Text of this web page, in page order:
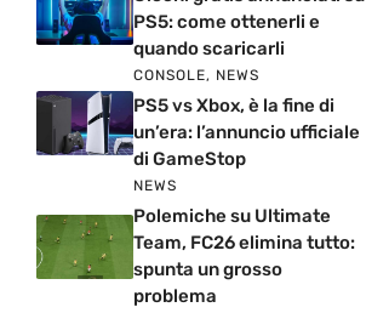
PS5: come ottenerli e
quando scaricarli
CONSOLE, NEWS
PS5 vs Xbox, è la fine di
un’era: l’annuncio ufficiale
di GameStop
NEWS
Polemiche su Ultimate
Team, FC26 elimina tutto:
spunta un grosso
problema